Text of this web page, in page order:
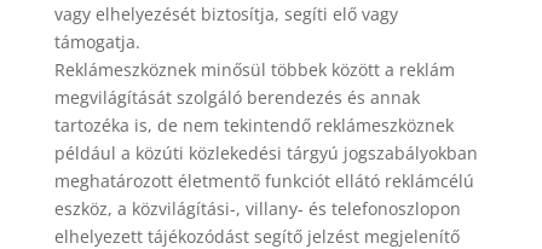
vagy elhelyezését biztosítja, segíti elő vagy
támogatja.
Reklámeszköznek minősül többek között a reklám
megvilágítását szolgáló berendezés és annak
tartozéka is, de nem tekintendő reklámeszköznek
például a közúti közlekedési tárgyú jogszabályokban
meghatározott életmentő funkciót ellátó reklámcélú
eszköz, a közvilágítási-, villany- és telefonoszlopon
elhelyezett tájékozódást segítő jelzést megjelenítő